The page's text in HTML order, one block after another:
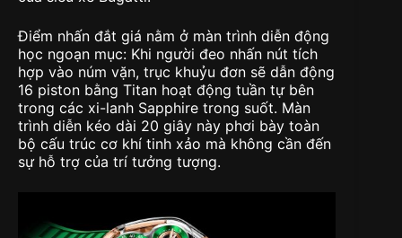
Điểm nhấn đắt giá nằm ở màn trình diễn động
học ngoạn mục: Khi người đeo nhấn nút tích
hợp vào núm vặn, trục khuỷu đơn sẽ dẫn động
16 piston bằng Titan hoạt động tuần tự bên
trong các xi-lanh Sapphire trong suốt. Màn
trình diễn kéo dài 20 giây này phơi bày toàn
bộ cấu trúc cơ khí tinh xảo mà không cần đến
sự hỗ trợ của trí tưởng tượng.